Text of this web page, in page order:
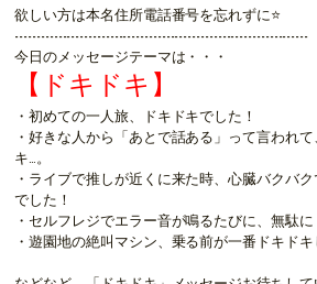
欲しい方は本名住所電話番号を忘れずに⭐
--------------------------------------------------------------------
今日のメッセージテーマは・・・
【ドキドキ】
・初めての一人旅、ドキドキでした！
・好きな人から「あとで話ある」って言われ
キ…。
・ライブで推しが近くに来た時、心臓バクバ
でした！
・セルフレジでエラー音が鳴るたびに、無駄に
・遊園地の絶叫マシン、乗る前が一番ドキドキ